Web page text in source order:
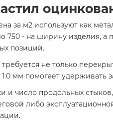
за м2 используют как
750 - на ширину изделия, а
позиций.
не только
мм помогает удерживать
и число продольных
либо